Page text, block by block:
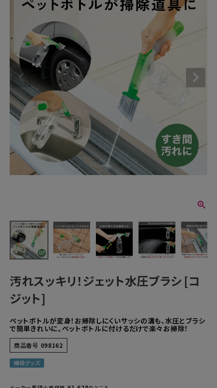
汚れスッキリ！ジェット水圧ブラシ [コ
ジット]
ペットボトルが変身！お掃除しにくいサッシの溝も、水圧とブラシ
で簡単きれいに。ペットボトルに付けるだけで楽々お掃除！
商品番号 098162
掃除グッズ